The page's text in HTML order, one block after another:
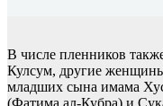
В числе пленников
Кулсум, другие
младших сына имама
(Фатима ал-Кубра) и